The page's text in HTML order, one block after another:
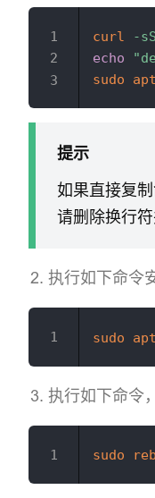
curl -sS
echo
sudo
apt
提示
如果直接复
请删除换行符
执行如下命令
sudo apt
执行如下命令
sudo